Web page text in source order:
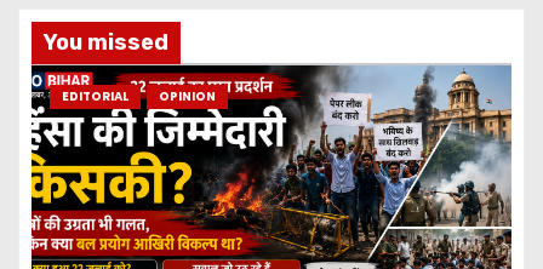
You missed
EDITORIAL OPINION